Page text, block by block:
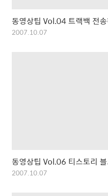
동영상팁 Vol.04 트랙백 전
2007.10.07
동영상팁 Vol.06 티스토리
2007.10.07